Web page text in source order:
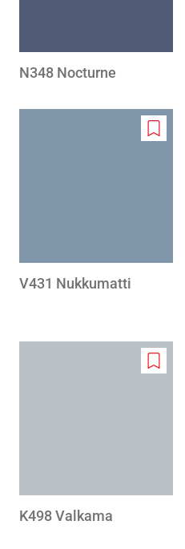
N348 Nocturne
Add
V431 Nukkumatti
Add
K498 Valkama